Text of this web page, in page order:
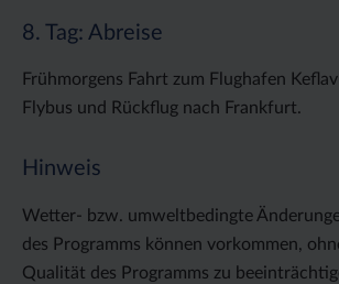
8. Tag: Abreise
Frühmorgens Fahrt zum Flughafen
Flybus und Rückflug nach Frankfurt.
Hinweis
Wetter- bzw. umweltbedingte
des Programms können vorkommen,
Qualität des Programms zu